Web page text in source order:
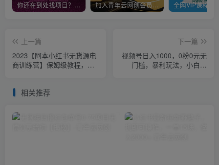
你还在到处找项目？还在当韭菜？我靠卖项目一个月收入5万+，曾经我也是个失败者。 加入青年云网创会员，全站资源免费学习。加入高级合伙人，推广日入1000+
上一篇
2023【阿本小红书无货源电
商训练营】保姆级教程，从0
下一篇
视频号日入1000，0粉0元无
门槛，暴利玩法，小白可
相关推荐